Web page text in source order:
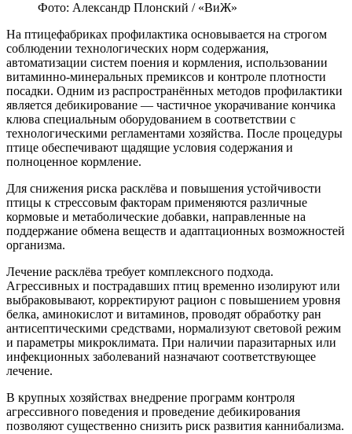
Фото: Александр Плонский / «ВиЖ»
На птицефабриках профилактика основывается на строгом
соблюдении технологических норм содержания,
автоматизации систем поения и кормления, использовании
витаминно-минеральных премиксов и контроле плотности
посадки. Одним из распространённых методов профилактики
является дебикирование — частичное укорачивание кончика
клюва специальным оборудованием в соответствии с
технологическими регламентами хозяйства. После процедуры
птице обеспечивают щадящие условия содержания и
полноценное кормление.
Для снижения риска расклёва и повышения устойчивости
птицы к стрессовым факторам применяются различные
кормовые и метаболические добавки, направленные на
поддержание обмена веществ и адаптационных возможностей
организма.
Лечение расклёва требует комплексного подхода.
Агрессивных и пострадавших птиц временно изолируют или
выбраковывают, корректируют рацион с повышением уровня
белка, аминокислот и витаминов, проводят обработку ран
антисептическими средствами, нормализуют световой режим
и параметры микроклимата. При наличии паразитарных или
инфекционных заболеваний назначают соответствующее
лечение.
В крупных хозяйствах внедрение программ контроля
агрессивного поведения и проведение дебикирования
позволяют существенно снизить риск развития каннибализма.